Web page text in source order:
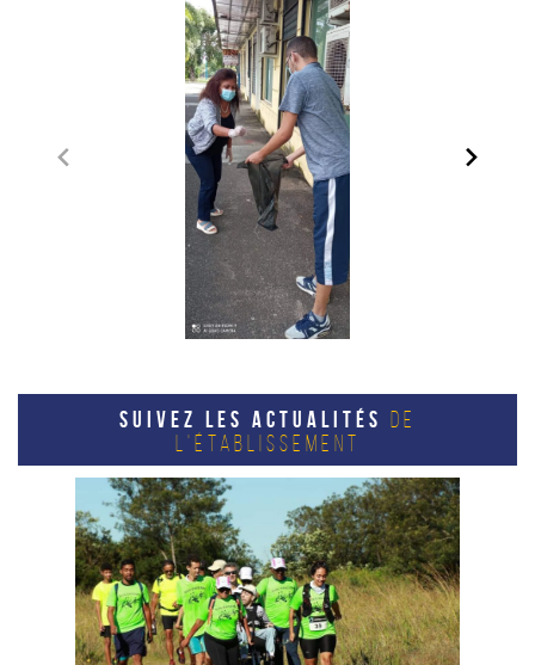
SUIVEZ LES ACTUALITÉS DE
L'ÉTABLISSEMENT